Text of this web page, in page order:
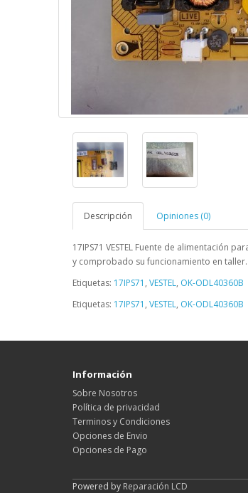
Descripción Opiniones (0)
17IPS71 VESTEL Fuente de alimentación
y comprobado su funcionamiento en taller.
Etiquetas: 17IPS71 , VESTEL, OK-ODL40360B
Etiquetas: 17IPS71 , VESTEL, OK-ODL40360B
Información
Sobre Nosotros
Política de privacidad
Terminos y Condiciones
Opciones de Envio
Opciones de Pago
Powered by Reparación LCD